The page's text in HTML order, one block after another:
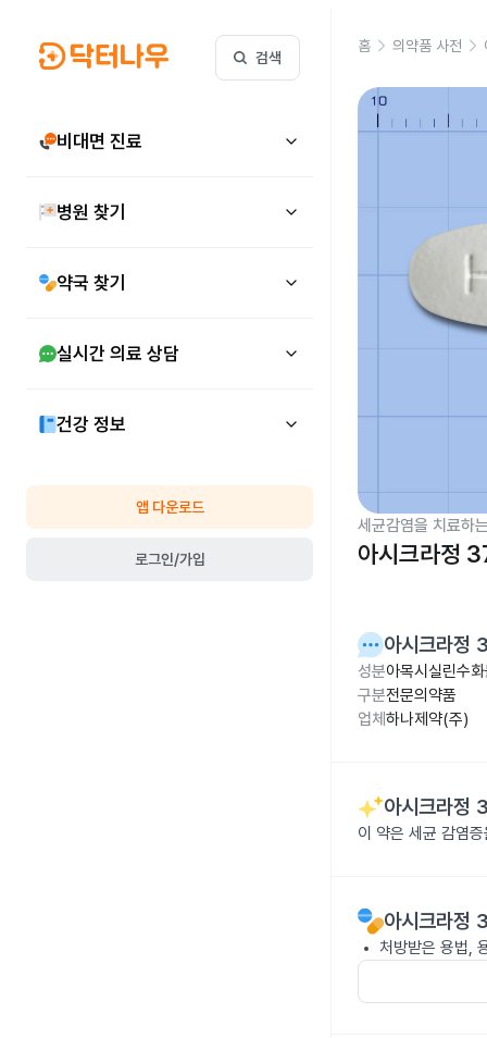
검색
비대면 진료
병원 찾기
약국 찾기
실시간 의료 상담
건강 정보
앱 다운로드
로그인/가입
홈 의약품 사전
세균감염을 치료하
아시크라정
아시크라정
성분아목시실린수
구분전문의약품
업체 하나제약(주)
아시크라정
이 약은 세균 감염
아시크라정
처방받은 용법,